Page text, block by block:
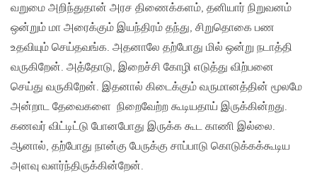
வறுமை அறிந்துதான் அரச திணைக்களம், தனியார் நிறுவனம்
ஒன்றும் மா அரைக்கும் இயந்திரம் தந்து, சிறுதொகை பண
உதவியும் செய்தவங்க. அதனாலே தற்போது மில் ஒன்று நடாத்தி
வருகிறேன். அத்தோடு, இறைச்சி கோழி எடுத்து விற்பனை
செய்து வருகிறேன். இதனால் கிடைக்கும் வருமானத்தின் மூலமே
அன்றாட தேவைகளை நிறைவேற்ற கூடியதாய் இருக்கின்றது.
கணவர் விட்டிட்டு போனபோது இருக்க கூட காணி இல்லை.
ஆனால், தற்போது நான்கு பேருக்கு சாப்பாடு கொடுக்கக்கூடிய
அளவு வளர்ந்திருக்கின்றேன்.